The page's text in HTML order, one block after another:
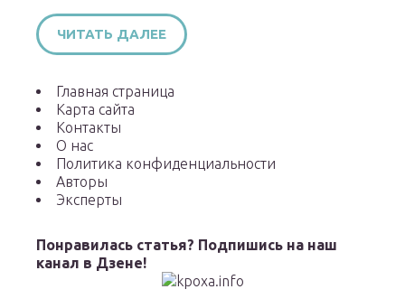
ЧИТАТЬ ДАЛЕЕ
Главная страница
Карта сайта
Контакты
О нас
Политика конфиденциальности
Авторы
Эксперты
Понравилась статья? Подпишись на наш
канал в Дзене!